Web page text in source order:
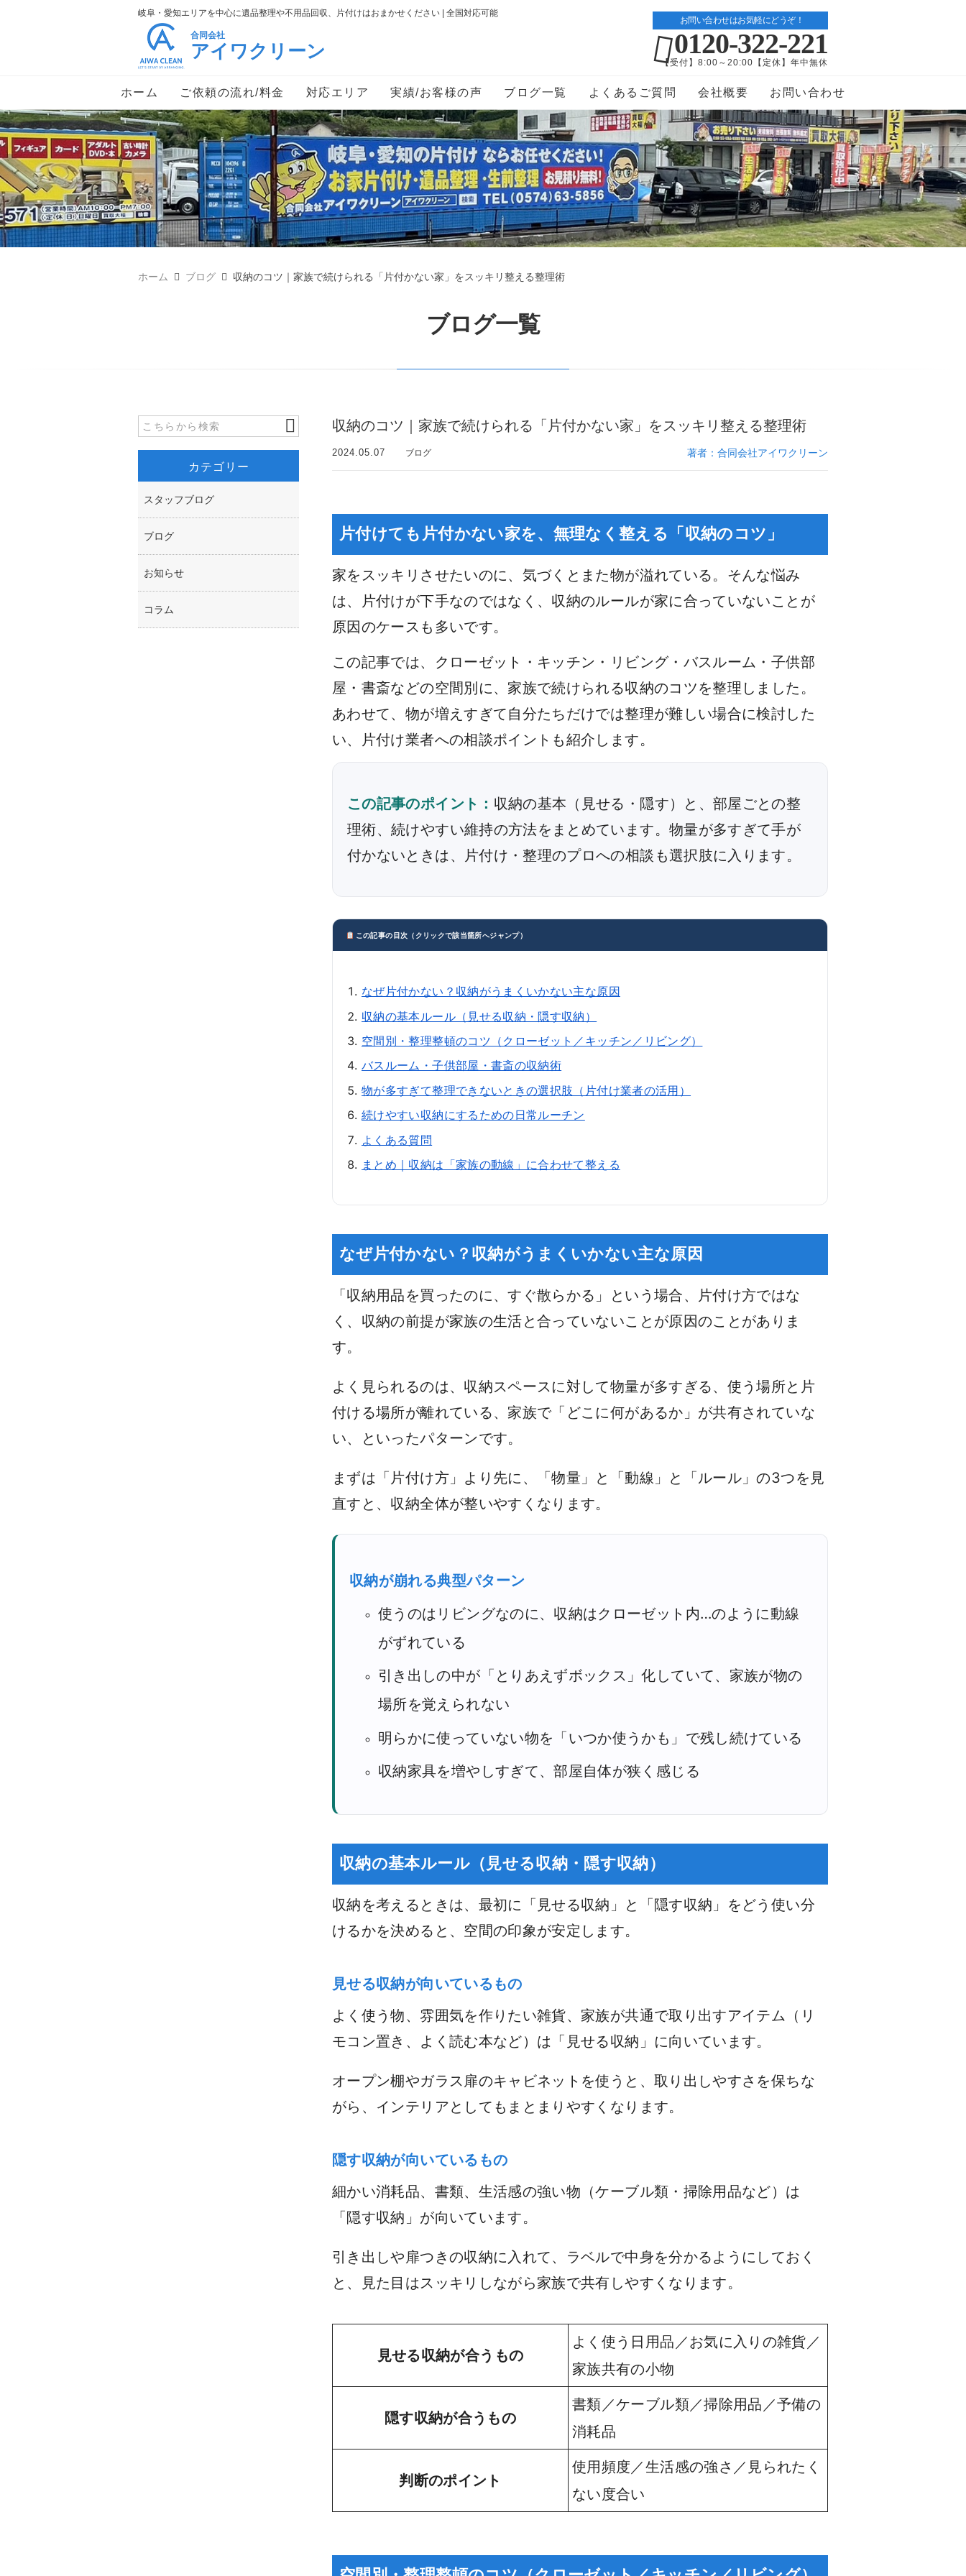
岐阜・愛知エリアを中心に遺品整理や不用品回収、片付けはおまかせください | 全国対応可能
合同会社
アイワクリーン
お問い合わせはお気軽にどうぞ！
0120-322-221
【受付】8:00～20:00【定休】年中無休
ホーム ご依頼の流れ/料金 対応エリア 実績/お客様の声 ブログ一覧 よくあるご質問 会社概要 お問い合わせ
ホーム ブログ 収納のコツ｜家族で続けられる「片付かない家」をスッキリ整える整理術
ブログ一覧
収納のコツ｜家族で続けられる「片付かない家」をスッキリ整える整理術
2024.05.07 ブログ 著者：合同会社アイワクリーン
片付けても片付かない家を、無理なく整える「収納のコツ」
家をスッキリさせたいのに、気づくとまた物が溢れている。そんな悩み
は、片付けが下手なのではなく、収納のルールが家に合っていないことが
原因のケースも多いです。
この記事では、クローゼット・キッチン・リビング・バスルーム・子供部
屋・書斎などの空間別に、家族で続けられる収納のコツを整理しました。
あわせて、物が増えすぎて自分たちだけでは整理が難しい場合に検討した
い、片付け業者への相談ポイントも紹介します。
この記事のポイント： 収納の基本（見せる・隠す）と、部屋ごとの整
理術、続けやすい維持の方法をまとめています。物量が多すぎて手が
付かないときは、片付け・整理のプロへの相談も選択肢に入ります。
この記事の目次（クリックで該当箇所へジャンプ）
なぜ片付かない？収納がうまくいかない主な原因
収納の基本ルール（見せる収納・隠す収納）
空間別・整理整頓のコツ（クローゼット／キッチン／リビング）
バスルーム・子供部屋・書斎の収納術
物が多すぎて整理できないときの選択肢（片付け業者の活用）
続けやすい収納にするための日常ルーチン
よくある質問
まとめ｜収納は「家族の動線」に合わせて整える
なぜ片付かない？収納がうまくいかない主な原因
「収納用品を買ったのに、すぐ散らかる」という場合、片付け方ではな
く、収納の前提が家族の生活と合っていないことが原因のことがありま
す。
よく見られるのは、収納スペースに対して物量が多すぎる、使う場所と片
付ける場所が離れている、家族で「どこに何があるか」が共有されていな
い、といったパターンです。
まずは「片付け方」より先に、「物量」と「動線」と「ルール」の3つを見
直すと、収納全体が整いやすくなります。
収納が崩れる典型パターン
使うのはリビングなのに、収納はクローゼット内…のように動線
がずれている
引き出しの中が「とりあえずボックス」化していて、家族が物の
場所を覚えられない
明らかに使っていない物を「いつか使うかも」で残し続けている
収納家具を増やしすぎて、部屋自体が狭く感じる
収納の基本ルール（見せる収納・隠す収納）
収納を考えるときは、最初に「見せる収納」と「隠す収納」をどう使い分
けるかを決めると、空間の印象が安定します。
見せる収納が向いているもの
よく使う物、雰囲気を作りたい雑貨、家族が共通で取り出すアイテム（リ
モコン置き、よく読む本など）は「見せる収納」に向いています。
オープン棚やガラス扉のキャビネットを使うと、取り出しやすさを保ちな
がら、インテリアとしてもまとまりやすくなります。
隠す収納が向いているもの
細かい消耗品、書類、生活感の強い物（ケーブル類・掃除用品など）は
「隠す収納」が向いています。
引き出しや扉つきの収納に入れて、ラベルで中身を分かるようにしておく
と、見た目はスッキリしながら家族で共有しやすくなります。
見せる収納が合うもの
よく使う日用品／お気に入りの雑貨／
家族共有の小物
隠す収納が合うもの
書類／ケーブル類／掃除用品／予備の
消耗品
判断のポイント
使用頻度／生活感の強さ／見られたく
ない度合い
カテゴリー
スタッフブログ
ブログ
お知らせ
コラム